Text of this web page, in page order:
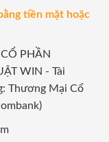
tiền mặt hoặc
PHẦN
WIN - Tài
Thương Mại Cổ